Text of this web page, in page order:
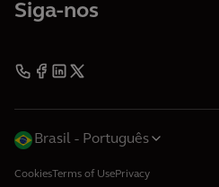
Siga-nos
CookiesTerms of UsePrivacy
Brasil Português